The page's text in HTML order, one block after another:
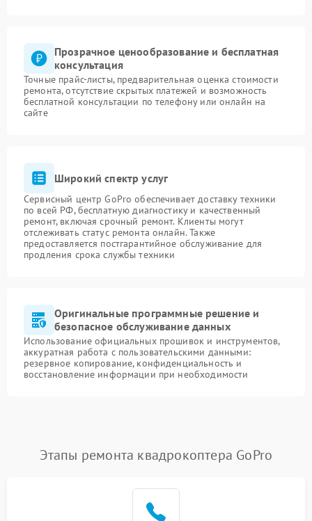
Прозрачное ценообразование и бесплатная
консультация
Точные прайс-листы, предварительная оценка стоимости
ремонта, отсутствие скрытых платежей и возможность
бесплатной консультации по телефону или онлайн на
сайте
Широкий спектр услуг
Сервисный центр GoPro обеспечивает доставку техники
по всей РФ, бесплатную диагностику и качественный
ремонт, включая срочный ремонт. Клиенты могут
отслеживать статус ремонта онлайн. Также
предоставляется постгарантийное обслуживание для
продления срока службы техники
Оригинальные программные решение и
безопасное обслуживание данных
Использование официальных прошивок и инструментов,
аккуратная работа с пользовательскими данными:
резервное копирование, конфиденциальность и
восстановление информации при необходимости
Этапы ремонта квадрокоптера GoPro